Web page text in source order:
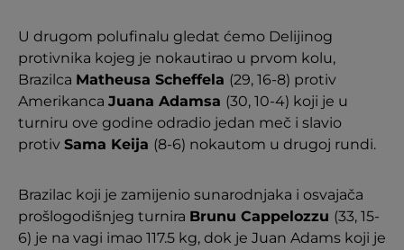
U drugom polufinalu gledat ćemo Delijinog
protivnika kojeg je nokautirao u prvom kolu,
Brazilca Matheusa Scheffela (29, 16-8) protiv
Amerikanca Juana Adamsa (30, 10-4) koji je u
turniru ove godine odradio jedan meč i slavio
protiv Sama Keija (8-6) nokautom u drugoj rundi.
Brazilac koji je zamijenio sunarodnjaka i osvajača
prošlogodišnjeg turnira Brunu Cappelozzu (33, 15-
6) je na vagi imao 117.5 kg, dok je Juan Adams koji je